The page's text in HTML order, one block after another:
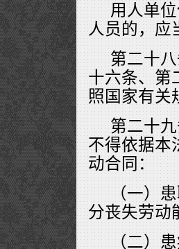
用人单
人员的，应
第二十
十六条、第
照国家有关
第二十
不得依据本
动合同：
（一）
分丧失劳动
（二）